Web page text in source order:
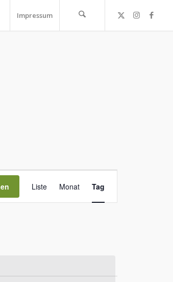
Impressum
Ansichten-
Liste Monat Tag